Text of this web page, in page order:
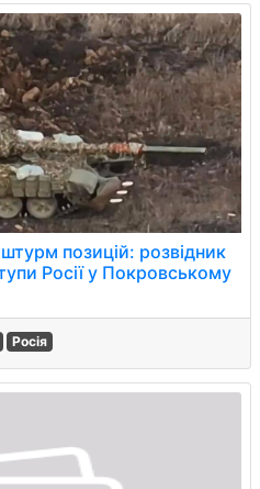
позицій: розвідник
Росії у Покровському
Росія